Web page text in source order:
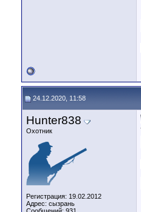
24.12.2020, 11:58
Hunter838
Охотник
Регистрация: 19.02.2012
Адрес: сызрань